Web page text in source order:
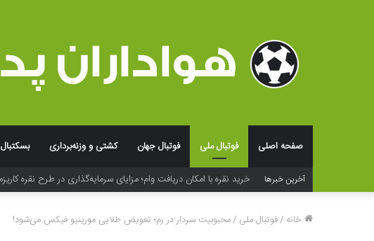
صفحه اصلی فوتبال ملی فوتبال جهان کشتی و وزنه‌برداری بسکتبال
آخرین خبرها
خرید نقره با امکان دریافت وام؛ مزایای سرمایه‌گذاری در طرح نقره کاریزما
خانه /فوتبال ملی /محبوبیت سردار در رم؛ تعویض طلایی مورینیو فیکس می‌شود!